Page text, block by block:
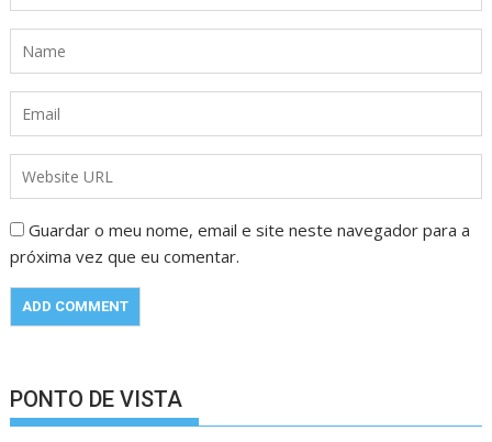
Guardar o meu nome, email e site neste navegador para a
próxima vez que eu comentar.
PONTO DE VISTA